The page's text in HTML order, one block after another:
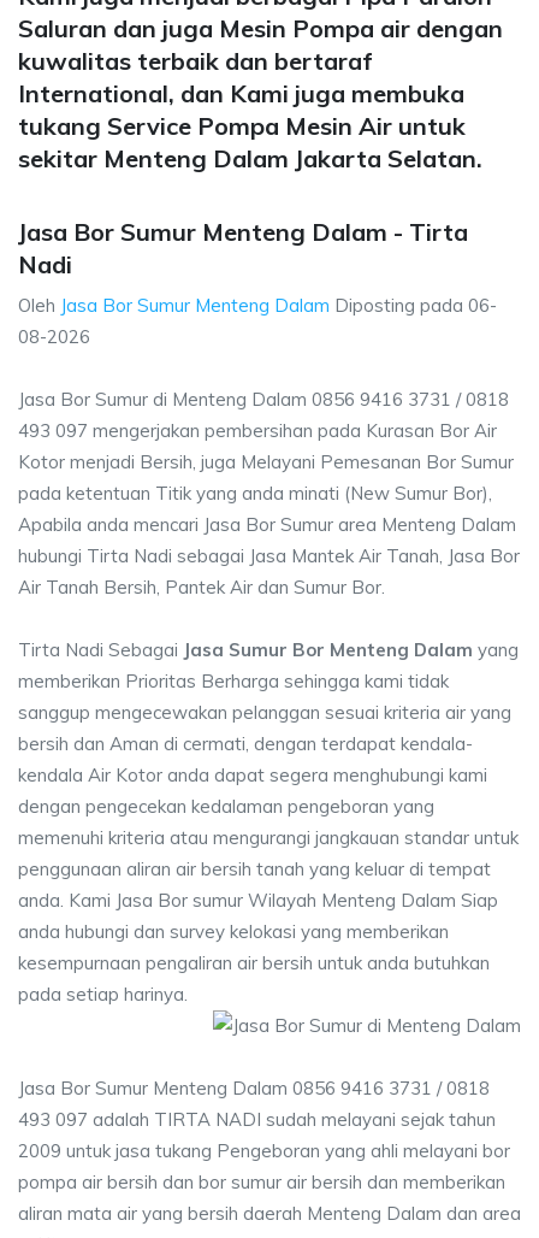
Saluran dan juga Mesin Pompa air dengan
kuwalitas terbaik dan bertaraf
International, dan Kami juga membuka
tukang Service Pompa Mesin Air untuk
sekitar Menteng Dalam Jakarta Selatan.
Jasa Bor Sumur Menteng Dalam - Tirta
Nadi
Oleh Jasa Bor Sumur Menteng Dalam Diposting pada 06-
08-2026
Jasa Bor Sumur di Menteng Dalam 0856 9416 3731 / 0818
493 097 mengerjakan pembersihan pada Kurasan Bor Air
Kotor menjadi Bersih, juga Melayani Pemesanan Bor Sumur
pada ketentuan Titik yang anda minati (New Sumur Bor),
Apabila anda mencari Jasa Bor Sumur area Menteng Dalam
hubungi Tirta Nadi sebagai Jasa Mantek Air Tanah, Jasa Bor
Air Tanah Bersih, Pantek Air dan Sumur Bor.
Tirta Nadi Sebagai Jasa Sumur Bor Menteng Dalam yang
memberikan Prioritas Berharga sehingga kami tidak
sanggup mengecewakan pelanggan sesuai kriteria air yang
bersih dan Aman di cermati, dengan terdapat kendala-
kendala Air Kotor anda dapat segera menghubungi kami
dengan pengecekan kedalaman pengeboran yang
memenuhi kriteria atau mengurangi jangkauan standar untuk
penggunaan aliran air bersih tanah yang keluar di tempat
anda. Kami Jasa Bor sumur Wilayah Menteng Dalam Siap
anda hubungi dan survey kelokasi yang memberikan
kesempurnaan pengaliran air bersih untuk anda butuhkan
pada setiap harinya.
Jasa Bor Sumur Menteng Dalam 0856 9416 3731 / 0818
493 097 adalah TIRTA NADI sudah melayani sejak tahun
2009 untuk jasa tukang Pengeboran yang ahli melayani bor
pompa air bersih dan bor sumur air bersih dan memberikan
aliran mata air yang bersih daerah Menteng Dalam dan area